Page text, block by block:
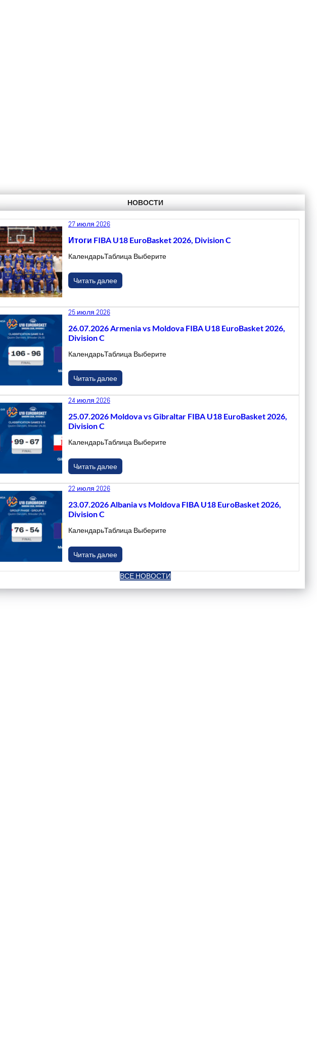
НОВОСТИ
27 июля 2026
Итоги FIBA U18 EuroBasket 2026, Division C
КалендарьТаблица Выберите
Читать далее
25 июля 2026
26.07.2026 Armenia vs Moldova FIBA U18 EuroBasket 2026,
Division C
КалендарьТаблица Выберите
Читать далее
24 июля 2026
25.07.2026 Moldova vs Gibraltar FIBA U18 EuroBasket 2026,
Division C
КалендарьТаблица Выберите
Читать далее
22 июля 2026
23.07.2026 Albania vs Moldova FIBA U18 EuroBasket 2026,
Division C
КалендарьТаблица Выберите
Читать далее
ВСЕ НОВОСТИ